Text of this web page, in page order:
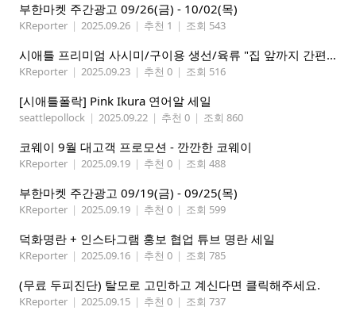
부한마켓 주간광고 09/26(금) - 10/02(목)
KReporter | 2025.09.26 | 추천 1 | 조회 543
시애틀 프리미엄 사시미/구이용 생선/육류 "집 앞까지 간편하게" – 영오션샵닷컴
KReporter | 2025.09.23 | 추천 0 | 조회 516
[시애틀폴락] Pink Ikura 연어알 세일
seattlepollock | 2025.09.22 | 추천 0 | 조회 860
코웨이 9월 대고객 프로모션 - 깐깐한 코웨이
KReporter | 2025.09.19 | 추천 0 | 조회 488
부한마켓 주간광고 09/19(금) - 09/25(목)
KReporter | 2025.09.19 | 추천 0 | 조회 599
덕화명란 + 인스타그램 홍보 협업 튜브 명란 세일
KReporter | 2025.09.16 | 추천 0 | 조회 785
(무료 두피진단) 탈모로 고민하고 계신다면 클릭해주세요.
KReporter | 2025.09.15 | 추천 0 | 조회 737